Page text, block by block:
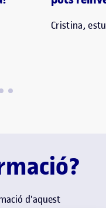
Cristina,
d'aquest